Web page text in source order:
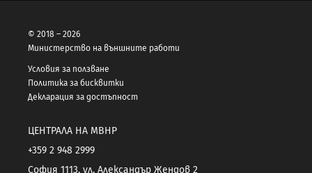
© 2018 – 2026
Министерство на външните работи
Условия за ползване
Политика за бисквитки
Декларация за достъпност
ЦЕНТРАЛА НА МВНР
+359 2 948 2999
София 1113, ул. Александър Жендов 2